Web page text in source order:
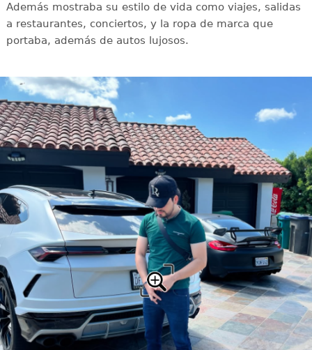
Además mostraba su estilo de vida como viajes, salidas
a restaurantes, conciertos, y la ropa de marca que
portaba, además de autos lujosos.